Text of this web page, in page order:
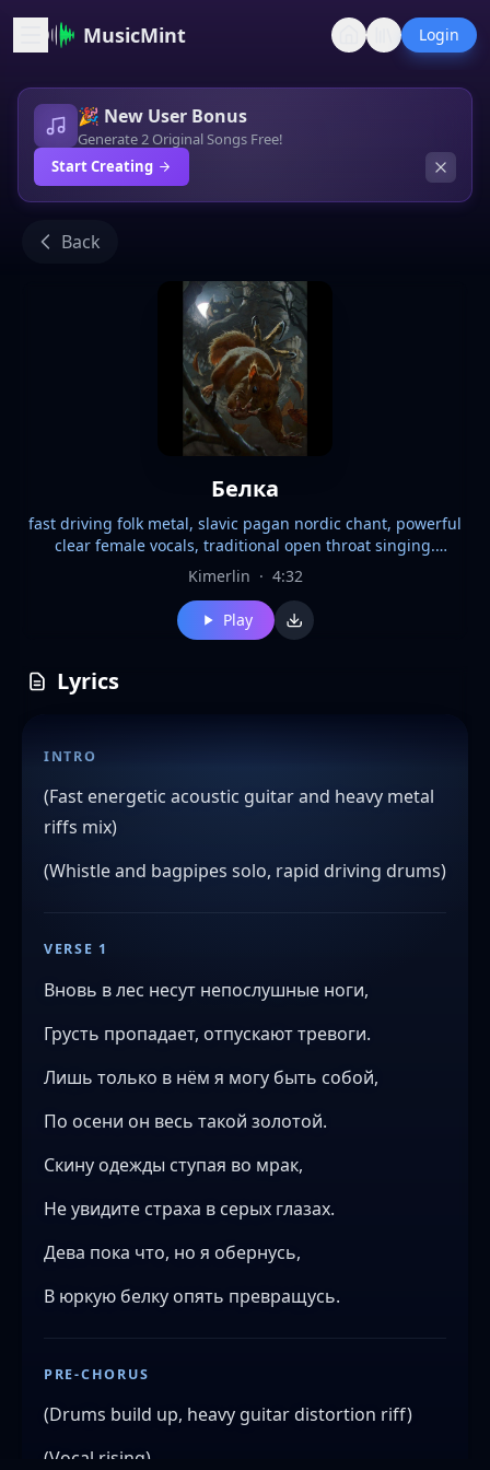
MusicMint Login
🎉 New User Bonus
Generate 2 Original Songs Free!
Start Creating
Back
Белка
fast driving folk metal, slavic pagan nordic chant, powerful
clear female vocals, traditional open throat singing.
aggressive. masterpriece
Kimerlin · 4:32
Play
Lyrics
INTRO
(Fast energetic acoustic guitar and heavy metal
riffs mix)
(Whistle and bagpipes solo, rapid driving drums)
VERSE 1
Вновь в лес несут непослушные ноги,
Грусть пропадает, отпускают тревоги.
Лишь только в нëм я могу быть собой,
По осени он весь такой золотой.
Скину одежды ступая во мрак,
Не увидите страха в серых глазах.
Дева пока что, но я обернусь,
В юркую белку опять превращусь.
PRE-CHORUS
(Drums build up, heavy guitar distortion riff)
(Vocal rising)